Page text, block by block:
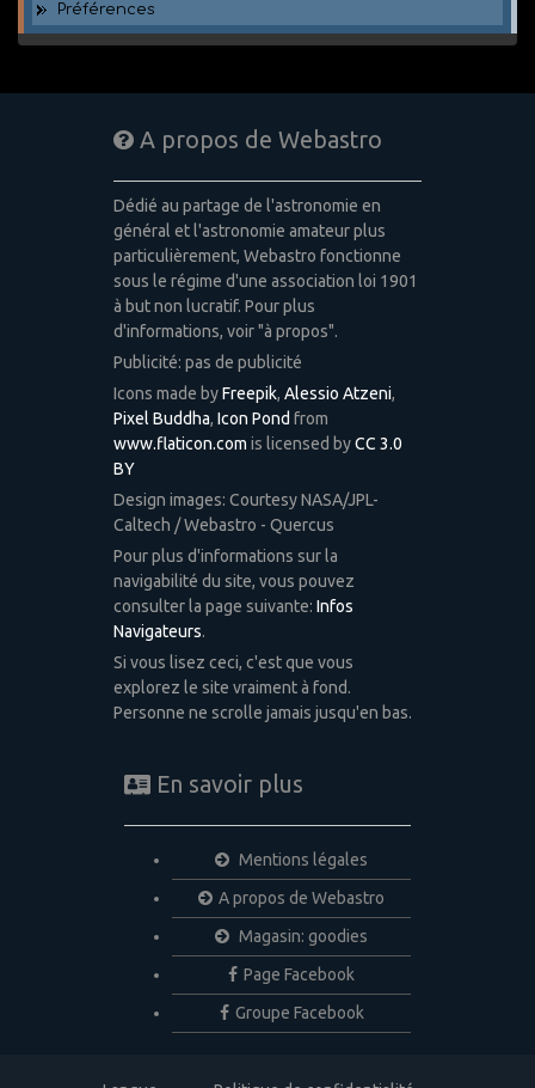
Préférences
A propos de Webastro
Dédié au partage de l'astronomie en
général et l'astronomie amateur plus
particulièrement, Webastro fonctionne
sous le régime d'une association loi 1901
à but non lucratif. Pour plus
d'informations, voir "à propos".
Publicité: pas de publicité
Icons made byFreepik, Alessio Atzeni,
Pixel Buddha, Icon Pond from
www.flaticon.com is licensed byCC 3.0
BY
Design images: Courtesy NASA/JPL-
Caltech / Webastro - Quercus
Pour plus d'informations sur la
navigabilité du site, vous pouvez
consulter la page suivante: Infos
Navigateurs.
Si vous lisez ceci, c'est que vous
explorez le site vraiment à fond.
Personne ne scrolle jamais jusqu'en bas.
En savoir plus
Mentions légales
A propos de Webastro
Magasin: goodies
Page Facebook
Groupe Facebook